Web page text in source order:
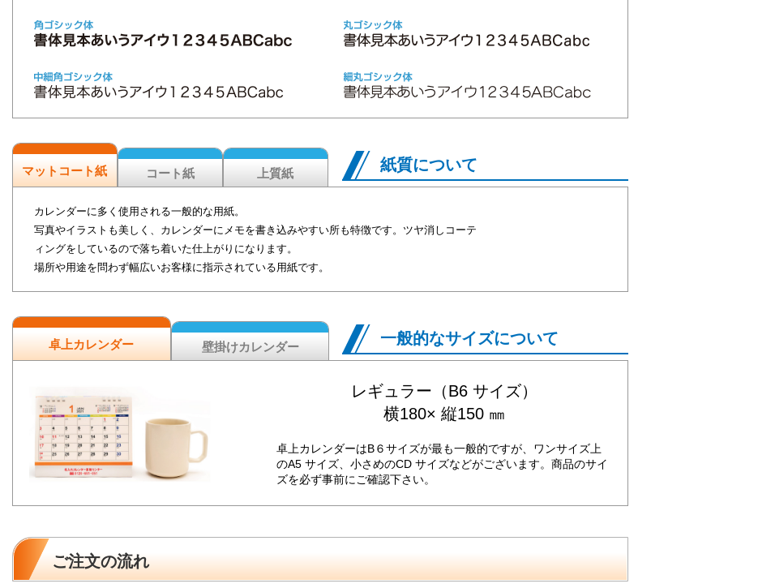
紙質について
マットコート紙 コート紙 上質紙
カレンダーに多く使用される一般的な用紙。
写真やイラストも美しく、カレンダーにメモを書き込みやすい所も特徴です。ツヤ消しコーテ
ィングをしているので落ち着いた仕上がりになります。
場所や用途を問わず幅広いお客様に指示されている用紙です。
一般的なサイズについて
卓上カレンダー 壁掛けカレンダー
レギュラー（B6 サイズ）
横180× 縦150 ㎜
卓上カレンダーはB６サイズが最も一般的ですが、ワンサイズ上
のA5 サイズ、小さめのCD サイズなどがございます。商品のサイ
ズを必ず事前にご確認下さい。
ご注文の流れ